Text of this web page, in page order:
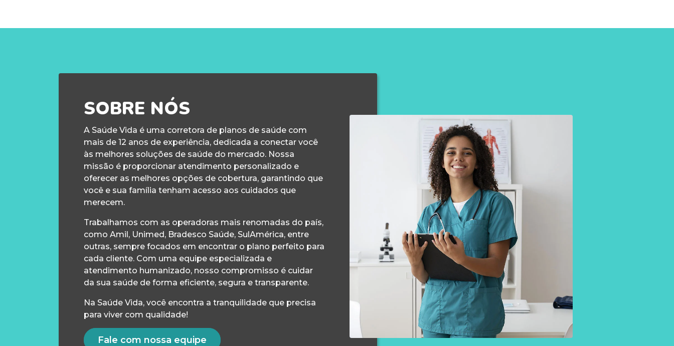
SOBRE NÓS
A Saúde Vida é uma corretora de planos de saúde com
mais de 12 anos de experiência, dedicada a conectar você
às melhores soluções de saúde do mercado. Nossa
missão é proporcionar atendimento personalizado e
oferecer as melhores opções de cobertura, garantindo que
você e sua família tenham acesso aos cuidados que
merecem.
Trabalhamos com as operadoras mais renomadas do país,
como Amil, Unimed, Bradesco Saúde, SulAmérica, entre
outras, sempre focados em encontrar o plano perfeito para
cada cliente. Com uma equipe especializada e
atendimento humanizado, nosso compromisso é cuidar
da sua saúde de forma eficiente, segura e transparente.
Na Saúde Vida, você encontra a tranquilidade que precisa
para viver com qualidade!
Fale com nossa equipe